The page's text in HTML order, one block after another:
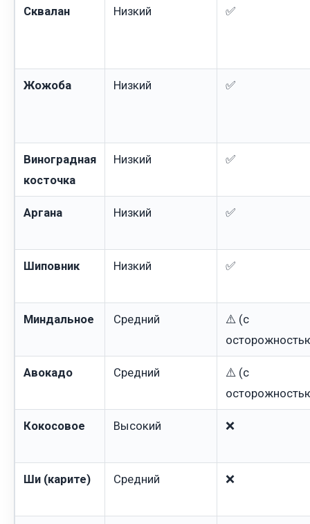
Сквалан Низкий ✅
Жожоба Низкий ✅
Виноградная
косточка
Низкий ✅
Аргана Низкий ✅
Шиповник Низкий ✅
Миндальное Средний
⚠️ (с
Авокадо Средний
⚠️ (с
Кокосовое Высокий ❌
Ши (карите) Средний ❌